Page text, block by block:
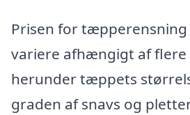
Prisen for
variere afhængigt af flere
herunder tæppets
graden af snavs og